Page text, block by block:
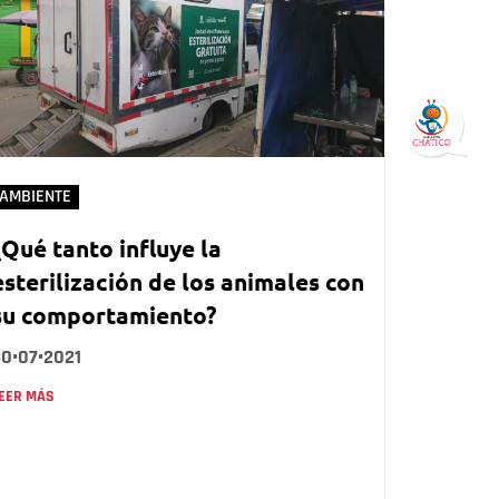
AMBIENTE
tanto influye la
de los animales con
comportamiento?
MÁS